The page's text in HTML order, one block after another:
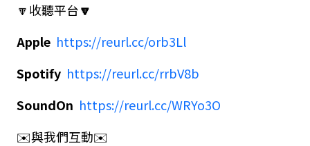
🔽收聽平台🔽
Apple https://reurl.cc/orb3Ll
Spotify https://reurl.cc/rrbV8b
SoundOn https://reurl.cc/WRYo3O
✉️與我們互動✉️